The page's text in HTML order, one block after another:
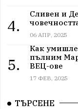
4.
Сливен и
06 АПР, 2025
5.
Как
пълним
ВЕЦ-ове
17 ФЕВ, 2025
ТЪРСЕНЕ